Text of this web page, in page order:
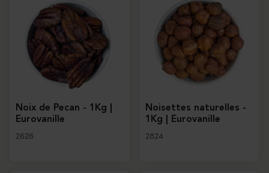
Noix de Pecan - 1Kg |
Eurovanille
2626
Noisettes naturelles -
1Kg | Eurovanille
2824